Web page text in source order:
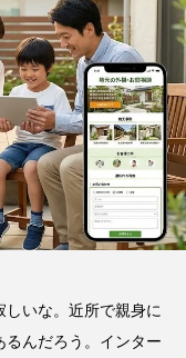
しいな。近所で親身に
んだろう。インター